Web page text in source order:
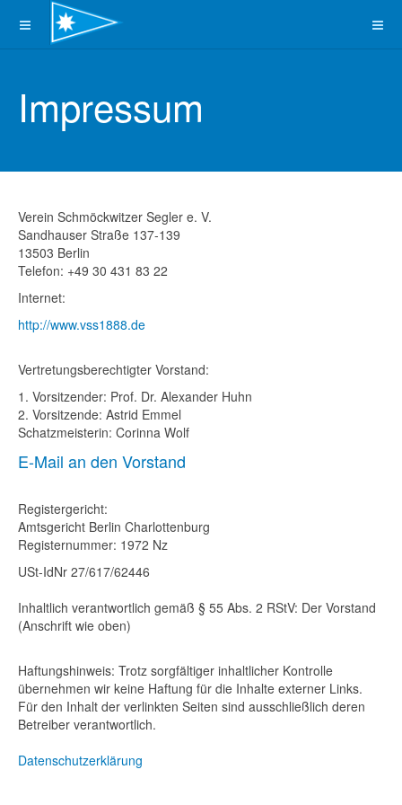
Impressum
Verein Schmöckwitzer Segler e. V.
Sandhauser Straße 137-139
13503 Berlin
Telefon: +49 30 431 83 22
Internet:
http://www.vss1888.de
Vertretungsberechtigter Vorstand:
1. Vorsitzender: Prof. Dr. Alexander Huhn
2. Vorsitzende: Astrid Emmel
Schatzmeisterin: Corinna Wolf
E-Mail an den Vorstand
Registergericht:
Amtsgericht Berlin Charlottenburg
Registernummer: 1972 Nz
USt-IdNr 27/617/62446
Inhaltlich verantwortlich gemäß § 55 Abs. 2 RStV: Der Vorstand
(Anschrift wie oben)
Haftungshinweis: Trotz sorgfältiger inhaltlicher Kontrolle
übernehmen wir keine Haftung für die Inhalte externer Links.
Für den Inhalt der verlinkten Seiten sind ausschließlich deren
Betreiber verantwortlich.
Datenschutzerklärung